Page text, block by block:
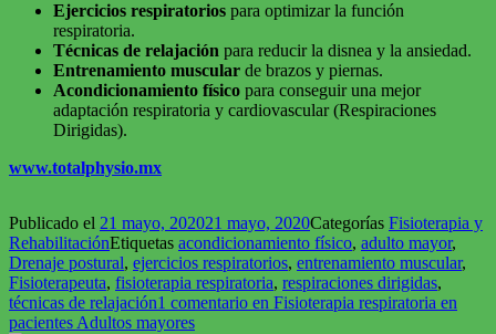
Ejercicios respiratorios para optimizar la función
respiratoria.
Técnicas de relajación para reducir la disnea y la ansiedad.
Entrenamiento muscular de brazos y piernas.
Acondicionamiento físico para conseguir una mejor
adaptación respiratoria y cardiovascular (Respiraciones
Dirigidas).
www.totalphysio.mx
Publicado el 21 mayo, 202021 mayo, 2020Categorías Fisioterapia y
RehabilitaciónEtiquetas acondicionamiento físico, adulto mayor,
Drenaje postural, ejercicios respiratorios, entrenamiento muscular,
Fisioterapeuta, fisioterapia respiratoria, respiraciones dirigidas,
técnicas de relajación1 comentario en Fisioterapia respiratoria en
pacientes Adultos mayores